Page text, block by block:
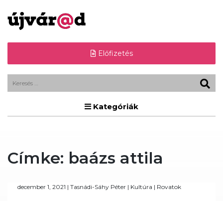
Előfizetés
Kategóriák
Címke: baázs attila
december 1, 2021 | Tasnádi-Sáhy Péter | Kultúra | Rovatok